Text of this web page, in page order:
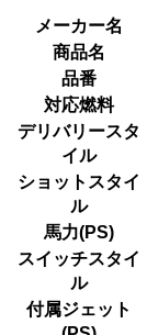
メーカー名
商品名
品番
対応燃料
デリバリースタ
イル
ショットスタイ
ル
馬力(PS)
スイッチスタイ
ル
付属ジェット